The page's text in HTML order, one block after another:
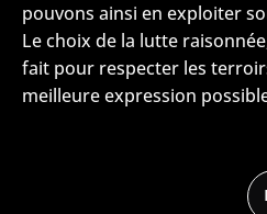
pouvons ainsi en exploiter
Le choix de la lutte
fait pour respecter les
meilleure expression